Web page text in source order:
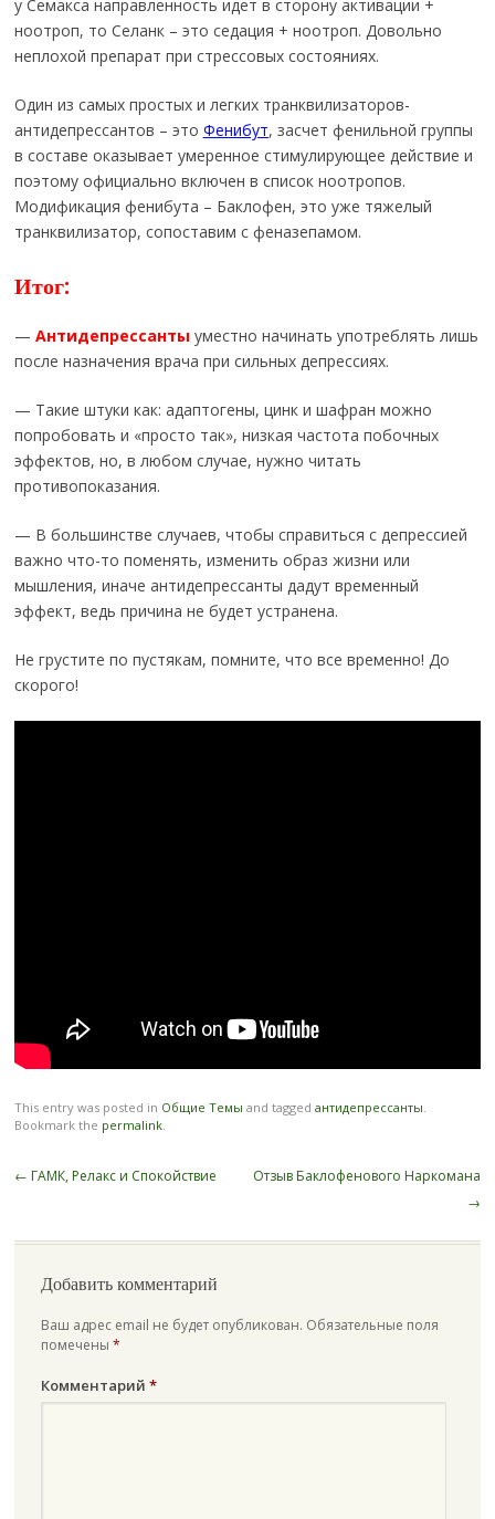
у Семакса направленность идет в сторону активации +
ноотроп, то Селанк – это седация + ноотроп. Довольно
неплохой препарат при стрессовых состояниях.
Один из самых простых и легких транквилизаторов-
антидепрессантов – это Фенибут, засчет фенильной группы
в составе оказывает умеренное стимулирующее действие и
поэтому официально включен в список ноотропов.
Модификация фенибута – Баклофен, это уже тяжелый
транквилизатор, сопоставим с феназепамом.
Итог:
— Антидепрессанты уместно начинать употреблять лишь
после назначения врача при сильных депрессиях.
— Такие штуки как: адаптогены, цинк и шафран можно
попробовать и «просто так», низкая частота побочных
эффектов, но, в любом случае, нужно читать
противопоказания.
— В большинстве случаев, чтобы справиться с депрессией
важно что-то поменять, изменить образ жизни или
мышления, иначе антидепрессанты дадут временный
эффект, ведь причина не будет устранена.
Не грустите по пустякам, помните, что все временно! До
скорого!
This entry was posted in Общие Темы and tagged антидепрессанты
Bookmark the permalink.
Post
← ГАМК, Релакс и Спокойствие
Отзыв Баклофенового Наркомана
→
Добавить комментарий
Ваш адрес email не будет опубликован. Обязательные поля
помечены *
Комментарий *